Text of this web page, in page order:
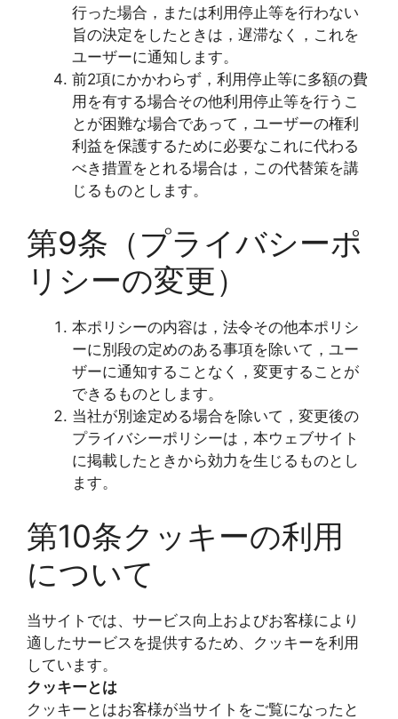
行った場合，または利用停止等を行わない
旨の決定をしたときは，遅滞なく，これを
ユーザーに通知します。
前2項にかかわらず，利用停止等に多額の費
用を有する場合その他利用停止等を行うこ
とが困難な場合であって，ユーザーの権利
利益を保護するために必要なこれに代わる
べき措置をとれる場合は，この代替策を講
じるものとします。
第9条（プライバシーポ
リシーの変更）
本ポリシーの内容は，法令その他本ポリシ
ーに別段の定めのある事項を除いて，ユー
ザーに通知することなく，変更することが
できるものとします。
当社が別途定める場合を除いて，変更後の
プライバシーポリシーは，本ウェブサイト
に掲載したときから効力を生じるものとし
ます。
第10条クッキーの利用
について
当サイトでは、サービス向上およびお客様により
適したサービスを提供するため、クッキーを利用
しています。
クッキーとは
クッキーとはお客様が当サイトをご覧になったと